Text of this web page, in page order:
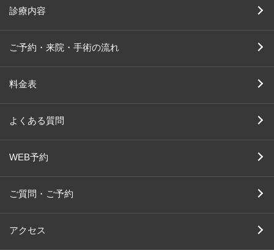
診療内容
ご予約・来院・手術の流れ
料金表
よくある質問
WEB予約
ご質問・ご予約
アクセス